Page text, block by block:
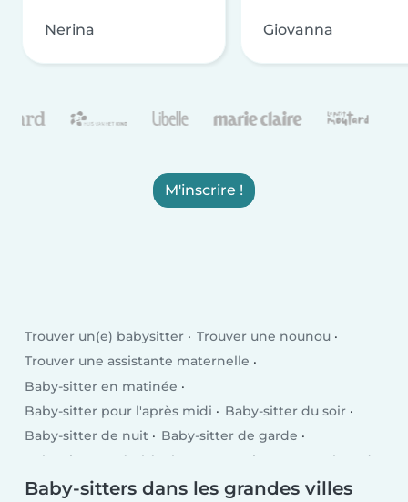
Nerina Giovanna
M'inscrire !
Trouver un(e) babysitter
Trouver une nounou
Trouver une assistante maternelle
Baby-sitter en matinée
Baby-sitter pour l'après midi
Baby-sitter du soir
Baby-sitter de nuit
Baby-sitter de garde
Baby-sitter après l'école
En semaine Le week-end
Baby-sitters dans les grandes villes